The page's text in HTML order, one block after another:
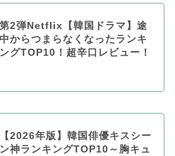
第2弾Netflix【韓国ドラマ】途
中からつまらなくなったランキ
ングTOP10！超辛口レビュー！
【2026年版】韓国俳優キスシー
ン神ランキングTOP10～胸キュ